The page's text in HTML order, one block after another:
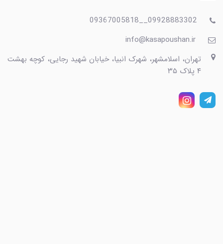
تهران، اسلامشهر، شهرک انبیا، خیابان شهید رجایی، کوچه بهشت
۴ پلاک ۳۵